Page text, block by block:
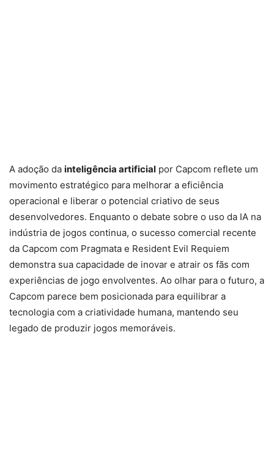
A adoção da inteligência artificial por Capcom reflete um
movimento estratégico para melhorar a eficiência
operacional e liberar o potencial criativo de seus
desenvolvedores. Enquanto o debate sobre o uso da IA na
indústria de jogos continua, o sucesso comercial recente
da Capcom com Pragmata e Resident Evil Requiem
demonstra sua capacidade de inovar e atrair os fãs com
experiências de jogo envolventes. Ao olhar para o futuro, a
Capcom parece bem posicionada para equilibrar a
tecnologia com a criatividade humana, mantendo seu
legado de produzir jogos memoráveis.